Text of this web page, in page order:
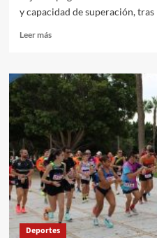
(26-
26)
y capacidad de superación,
Leer másLeer
Tristán
Romero
brilla
en
el
Boxam
2025
con
una
meritoria
medalla
de
plata
Deportes